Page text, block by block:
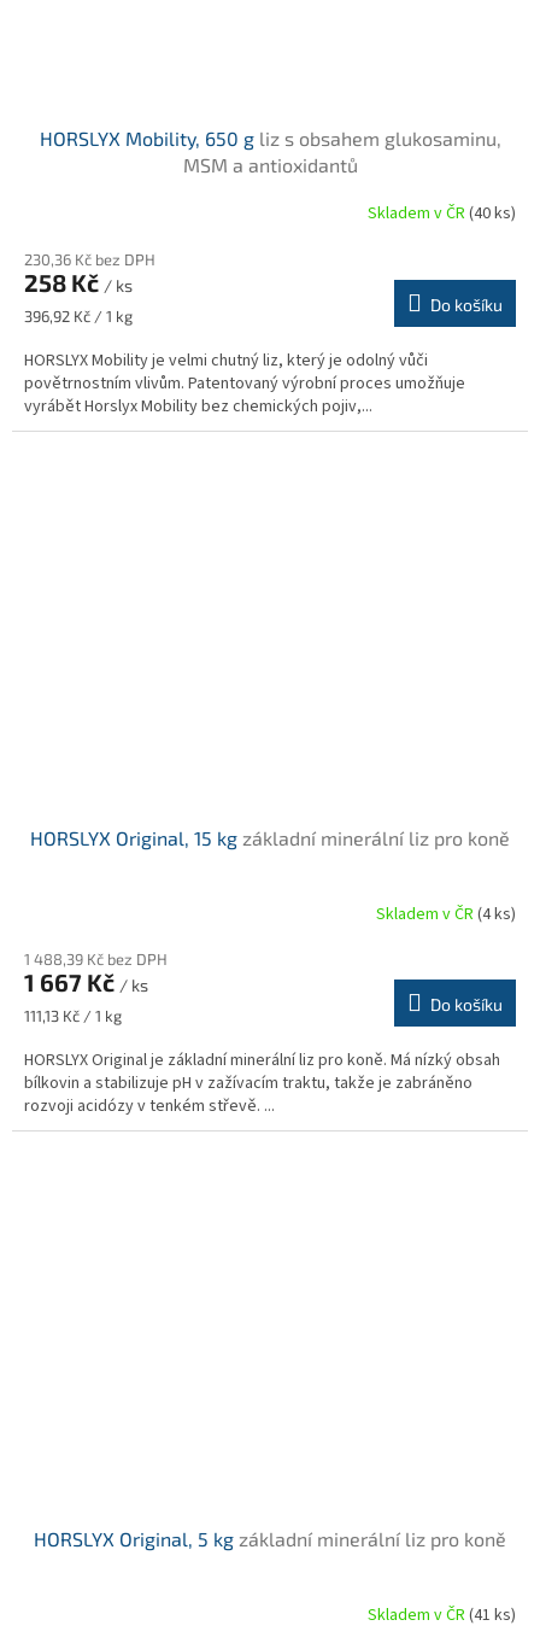
HORSLYX Mobility, 650 g liz s obsahem glukosaminu,
MSM a antioxidantů
Skladem v ČR (40 ks)
230,36 Kč bez DPH
258 Kč / ks
Měrná
396,92 Kč / 1 kg
Do košíku
HORSLYX Mobility je velmi chutný liz, který je odolný vůči
povětrnostním vlivům. Patentovaný výrobní proces umožňuje
vyrábět Horslyx Mobility bez chemických pojiv,...
HORSLYX Original, 15 kg základní minerální liz pro koně
produktu
je
5,0
5
hvězdiček.
Skladem v ČR(4 ks)
1 488,39 Kč bez DPH
1 667 Kč / ks
Měrná
111,13 Kč / 1 kg
Do košíku
HORSLYX Original je základní minerální liz pro koně. Má nízký obsah
bílkovin a stabilizuje pH v zažívacím traktu, takže je zabráněno
rozvoji acidózy v tenkém střevě. ...
HORSLYX Original, 5 kg základní minerální liz pro koně
Skladem v ČR (41 ks)